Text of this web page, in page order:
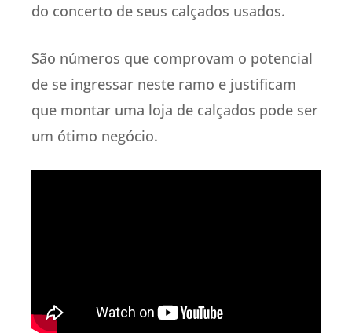
do concerto de seus calçados usados.
São números que comprovam o potencial
de se ingressar neste ramo e justificam
que montar uma loja de calçados pode ser
um ótimo negócio.